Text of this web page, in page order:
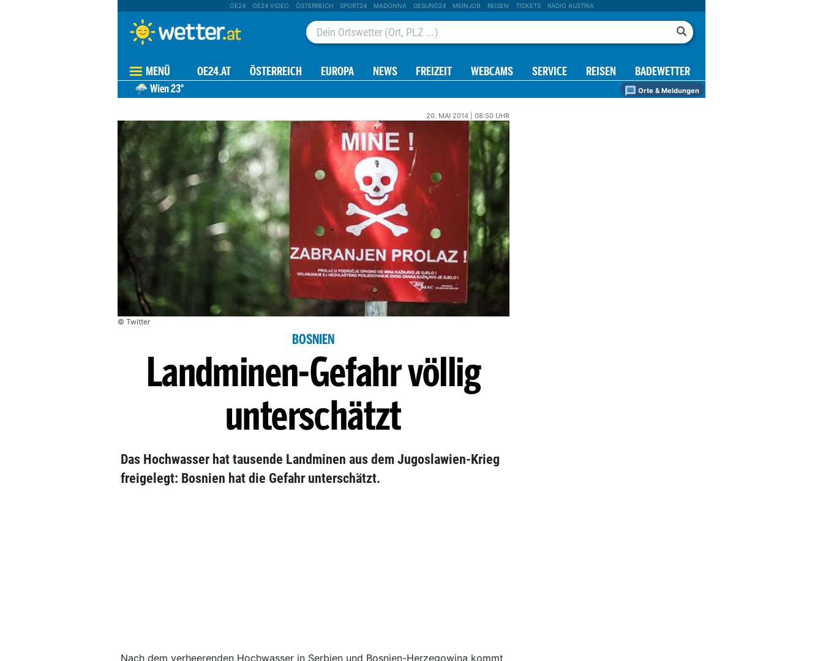
OE24 OE24 VIDEO ÖSTERREICH SPORT24 MADONNA GESUND24 MEINJOB REISEN TICKETS RADIO AUSTRIA
MENÜ OE24.AT ÖSTERREICH EUROPA NEWS FREIZEIT WEBCAMS SERVICE REISEN BADEWETTER
Wien23° Orte & Meldungen
20. MAI 2014 | 08:50 UHR
© Twitter
BOSNIEN
Landminen-Gefahr völlig
unterschätzt
Das Hochwasser hat tausende Landminen aus dem Jugoslawien-Krieg
freigelegt: Bosnien hat die Gefahr unterschätzt.
Nach dem verheerenden Hochwasser in Serbien und Bosnien-Herzegowina kommt